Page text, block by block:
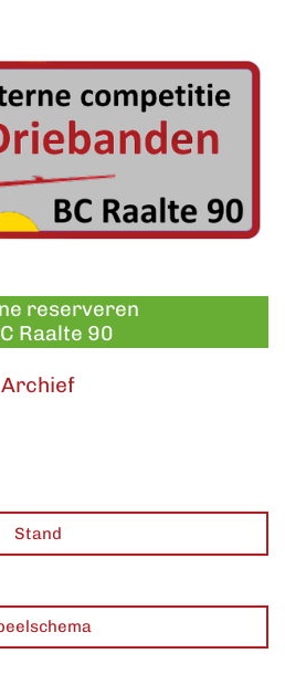
reserveren
Raalte 90
Archief
Stand